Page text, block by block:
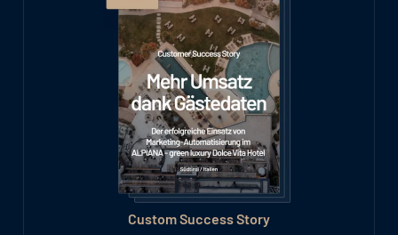
Custom Success Story